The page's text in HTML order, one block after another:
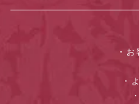
・
・